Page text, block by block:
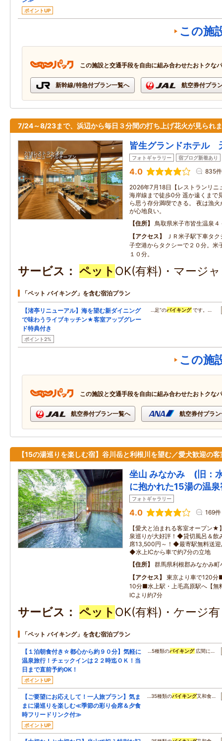
ポイントUP
この施
この施設と交通手段を自由に組み合わせたおトクな
新幹線/特急付プラン一覧へ 航空券付プラ
7/24～8/23まで、浜辺から毎日３分間の打ち上げ花火が見られ
皆生グランドホテル
フォトギャラリー 宿ブログ新着あり
4.0 835件
2026年7月18日【レストランリニ
海岸線まで徒歩0分 遥か遠くまで
ら思う存分満喫できる。 夜は漁
が心地良い。
住所
鳥取県米子市皆生温泉４
アクセス
ＪＲ米子駅下車タ
子空港からタクシーで２０分。米
１０分。
サービス ペット OK(有料)・マージ
「ペット バイキング」を含む宿泊プラン
【渚亭リニューアル】海を望む新ダイニング
で味わうライブキッチン★客室アップグレー
ド特典付き
ポイント2%
…足”のバイキングです。…
この施
この施設と交通手段を自由に組み合わせたおトクな
航空券付プラン一覧へ 航空券付プラ
【15の湯巡りを楽しむ宿】谷川岳と利根川を望む／愛犬歓迎の客
坐山 みなかみ (旧：
に抱かれた15湯の温泉
フォトギャラリー
4.0 169件
【愛犬と泊まれる客室オープン★
泉巡りが大好評！◆貸切風呂＆飲
席13,500円～！◆最寄駅無料送
◆水上ICから車で約7分の立地
住所
群馬県利根郡みなかみ町
アクセス
東京より車で120分
10分■水上駅・上毛高原駅へ【無
ICより約7分
サービス ペット OK(有料)・ケージ
「ペット バイキング」を含む宿泊プラン
【１泊朝食付き☆都心から約９０分】気軽に
温泉旅行！チェックインは２２時迄ＯＫ！当
日まで直前予約OK！
ポイントUP
…5種類のバイキング広間に…
【ご要望にお応えして！一人旅プラン】気ま
まに湯巡りを楽しむ≪季節の彩り会席＆夕食
時フリードリンク付≫
ポイントUP
…35種類のバイキング又和食…